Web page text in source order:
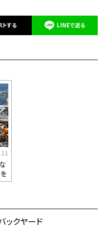
トする LINEで送る
ックヤード